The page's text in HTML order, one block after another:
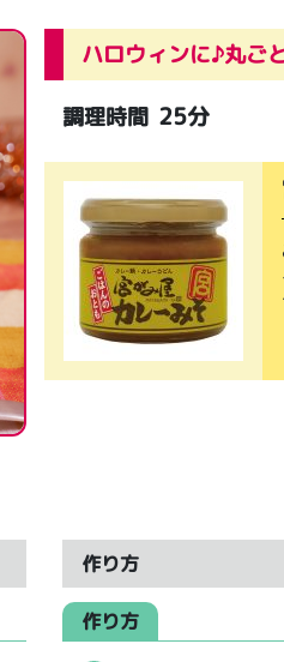
ハロウィンに♪丸ご
調理時間 25分
作り方
作り方